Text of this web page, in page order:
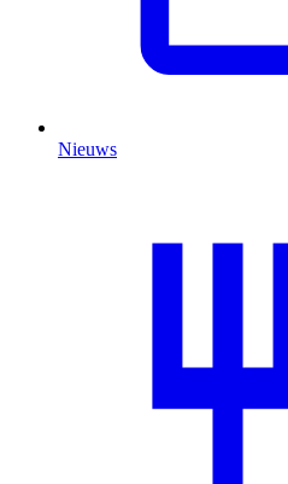
Nieuws